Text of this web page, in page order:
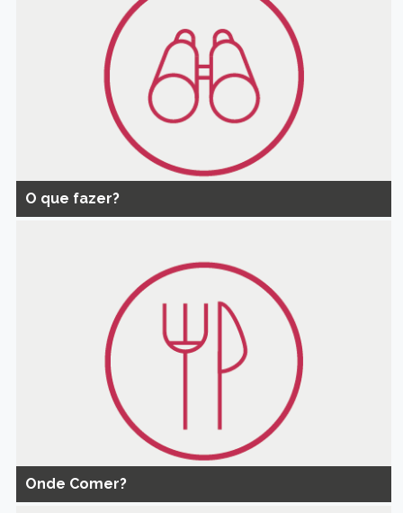
O que fazer?
Onde Comer?